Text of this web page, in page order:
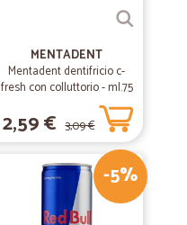
MENTADENT
Mentadent dentifricio c-
fresh con colluttorio - ml.75
2,59 € 3,09 €
-5%